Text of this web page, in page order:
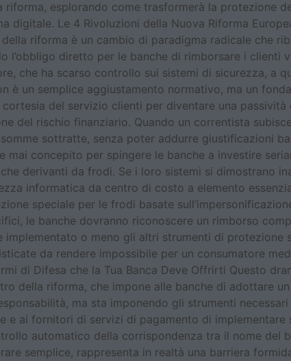
esplorando come trasformerà la protezione
Le 4 Rivoluzioni della Nuova Riforma
riforma è un cambio di paradigma radicale che
l’obbligo diretto per le banche di rimborsare i
che ha scarso controllo sui sistemi di sicurezza, a
è un semplice aggiustamento normativo, ma un
del servizio clienti per diventare una
del rischio finanziario. Quando un correntista
sottratte, senza poter addurre giustificazioni
mai concepito per spingere le banche a investire
derivanti da frodi. Se i loro sistemi si dimostrano
informatica da centro di costo a elemento
speciale per le frodi basate
le banche dovranno riconoscere un rimborso
o meno gli altri strumenti di protezione
da rendere impossibile per un consumatore
di Difesa che la Tua Banca Deve Offrirti Questo
della riforma, che impone alle banche di adottare
ma sta imponendo gli strumenti
e ai fornitori di servizi di pagamento di
automatico della corrispondenza tra il nome del
semplice, rappresenta in realtà una barriera